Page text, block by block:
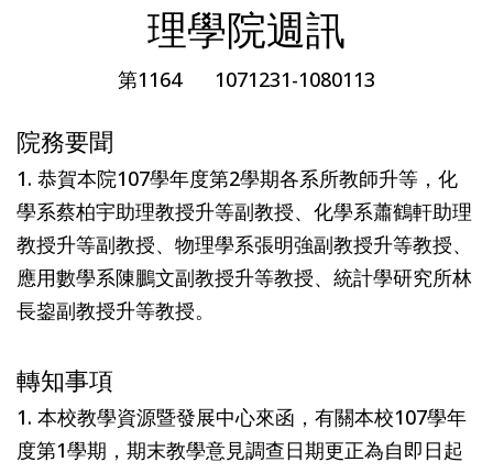
理學院週訊
第1164 1071231-1080113
院務要聞
1. 恭賀本院107學年度第2學期各系所教師升等，化
學系蔡柏宇助理教授升等副教授、化學系蕭鶴軒助理
教授升等副教授、物理學系張明強副教授升等教授、
應用數學系陳鵬文副教授升等教授、統計學研究所林
長鋆副教授升等教授。
轉知事項
1. 本校教學資源暨發展中心來函，有關本校107學年
度第1學期，期末教學意見調查日期更正為自即日起